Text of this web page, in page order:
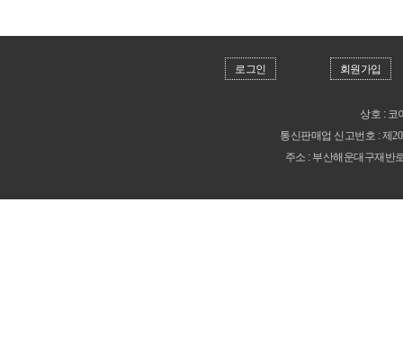
로그인 회원가입
상호 : 코
통신판매업 신고번호 :제
주소 : 부산해운대구재반